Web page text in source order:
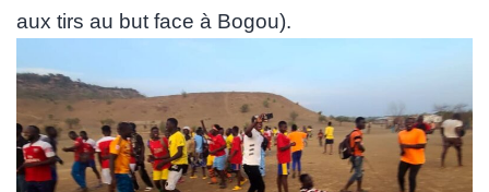
aux tirs au but face à Bogou).